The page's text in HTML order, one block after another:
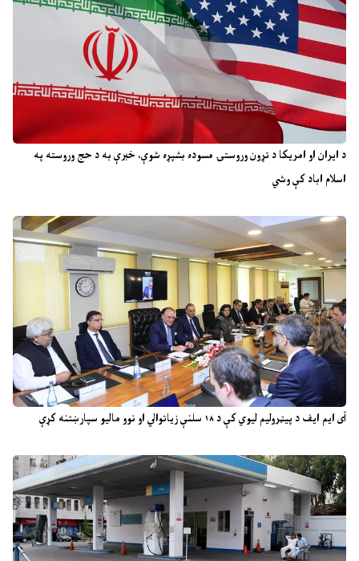
د ایران او امریکا د تړون وروستۍ مسوده بشپړه شوې، خبرې به د حج وروسته په
اسلام اباد کې وشي
آی ایم ایف د پیټرولیم لیوي کې د ۱۸ سلنې زیاتوالي او نوو مالیو سپارښتنه کړې